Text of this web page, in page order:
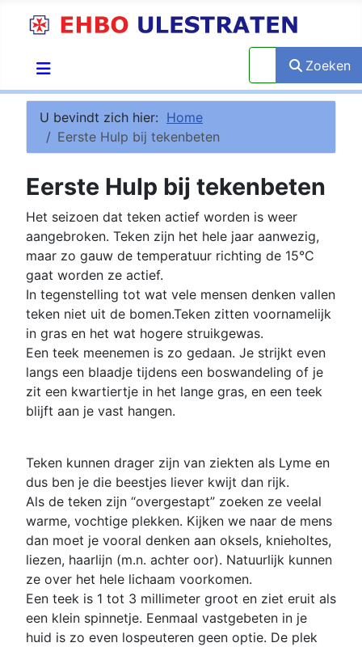
Zoeken
Zoeken
U bevindt zich hier: Home
Eerste Hulp bij tekenbeten
Eerste Hulp bij tekenbeten
Het seizoen dat teken actief worden is weer
aangebroken. Teken zijn het hele jaar aanwezig,
maar zo gauw de temperatuur richting de 15°C
gaat worden ze actief.
In tegenstelling tot wat vele mensen denken vallen
teken niet uit de bomen.Teken zitten voornamelijk
in gras en het wat hogere struikgewas.
Een teek meenemen is zo gedaan. Je strijkt even
langs een blaadje tijdens een boswandeling of je
zit een kwartiertje in het lange gras, en een teek
blijft aan je vast hangen.
Teken kunnen drager zijn van ziekten als Lyme en
dus ben je die beestjes liever kwijt dan rijk.
Als de teken zijn “overgestapt” zoeken ze veelal
warme, vochtige plekken. Kijken we naar de mens
dan moet je vooral denken aan oksels, knieholtes,
liezen, haarlijn (m.n. achter oor). Natuurlijk kunnen
ze over het hele lichaam voorkomen.
Een teek is 1 tot 3 millimeter groot en ziet eruit als
een klein spinnetje. Eenmaal vastgebeten in je
huid is zo even lospeuteren geen optie. De plek